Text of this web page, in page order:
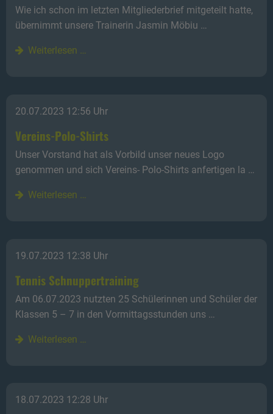
Wie ich schon im letzten Mitgliederbrief mitgeteilt hatte,
übernimmt unsere Trainerin Jasmin Möbiu …
Weiterlesen …
20.07.2023 12:56 Uhr
Vereins-Polo-Shirts
Unser Vorstand hat als Vorbild unser neues Logo
genommen und sich Vereins- Polo-Shirts anfertigen la …
Weiterlesen …
19.07.2023 12:38 Uhr
Tennis Schnuppertraining
Am 06.07.2023 nutzten 25 Schülerinnen und Schüler der
Klassen 5 – 7 in den Vormittagsstunden uns …
Weiterlesen …
18.07.2023 12:28 Uhr